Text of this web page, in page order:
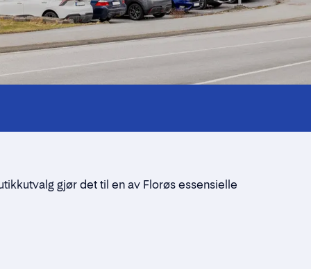
gjør det til en av Florøs essensielle